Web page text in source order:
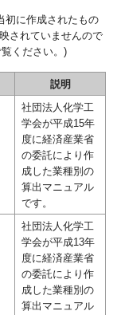
初に作成されたもの
されていませんので
ください。)
説明
社団法人化学工
学会が平成15年
度に経済産業省
の委託により作
成した業種別の
算出マニュアル
です。
社団法人化学工
学会が平成13年
度に経済産業省
の委託により作
成した業種別の
算出マニュアル